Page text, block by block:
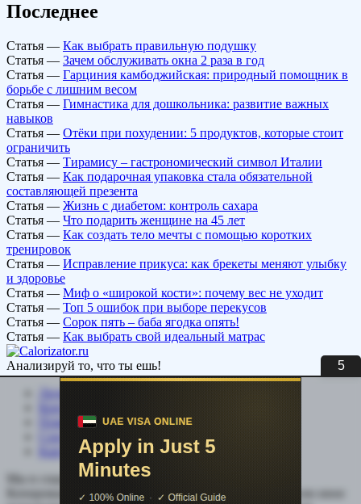
5
Последнее
Статья — Как выбрать правильную подушку
Статья — Зачем обслуживать окна 2 раза в год
Статья — Гарциния камбоджийская: природный помощник в
борьбе с лишним весом
Статья — Гимнастика для дошкольника: развитие важных
навыков
Статья — Отёки при похудении: 5 продуктов, которые стоит
ограничить
Статья — Тирамису – гастрономический символ Италии
Статья — Как подарочная упаковка стала обязательной
составляющей презента
Статья — Жизнь с диабетом: контроль сахара
Статья — Что подарить женщине на 45 лет
Статья — Как создать тело мечты с помощью коротких
тренировок
Статья — Исправление прикуса: как брекеты меняют улыбку
и здоровье
Статья — Миф о «широкой кости»: почему вес не уходит
Статья — Топ 5 ошибок при выборе перекусов
Статья — Сорок пять – баба ягодка опять!
Статья — Как выбрать свой идеальный матрас
Анализируй то, что ты ешь!
Личный кабинет
Помощь сайту
Соцсети
Карта сайта
Мы в социальных сетях:
Копирование, перепечатка (целиком или частично) или иное